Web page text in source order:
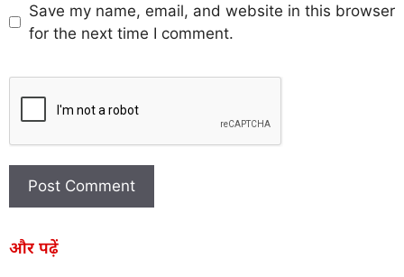
Save my name, email, and website in this browser
for the next time I comment.
और पढ़ें